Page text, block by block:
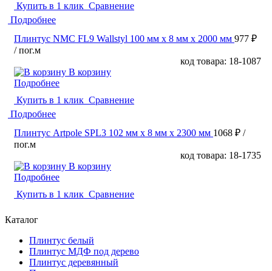
Купить в 1 клик Сравнение
Подробнее
Плинтус NMC FL9 Wallstyl 100 мм х 8 мм х 2000 мм 977 ₽
/ пог.м
код товара: 18-1087
В корзину
Подробнее
Купить в 1 клик Сравнение
Подробнее
Плинтус Artpole SPL3 102 мм х 8 мм х 2300 мм 1068 ₽ /
пог.м
код товара: 18-1735
В корзину
Подробнее
Купить в 1 клик Сравнение
Каталог
Плинтус белый
Плинтус МДФ под дерево
Плинтус деревянный